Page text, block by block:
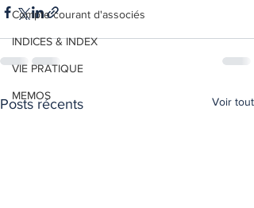
Compte courant d'associés
INDICES & INDEX
VIE PRATIQUE
MEMOS
Posts récents Voir tout